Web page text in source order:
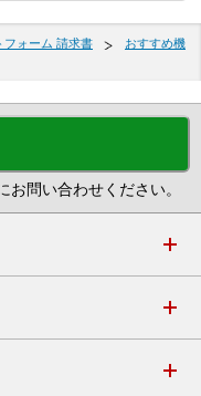
フォーム 請求書
おすすめ機
問い合わせください。